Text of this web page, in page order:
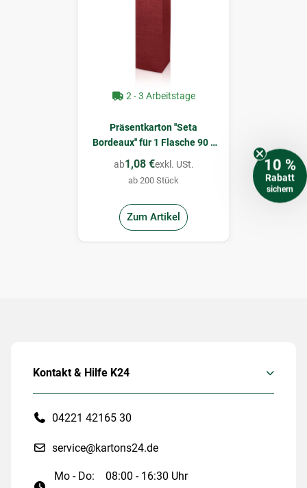
2 - 3 Arbeitstage
Präsentkarton ''Seta
Bordeaux'' für 1 Flasche 90 x
90 x 355 mm
ab1,08 €exkl. USt.
ab 200 Stück
Zum Artikel
Kontakt & Hilfe K24
04221 42165 30
service@kartons24.de
Mo - Do:
08:00 - 16:30 Uhr
10 %
Rabatt
sichern